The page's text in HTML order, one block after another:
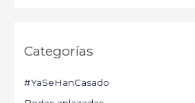
Categorías
#YaSeHanCasado